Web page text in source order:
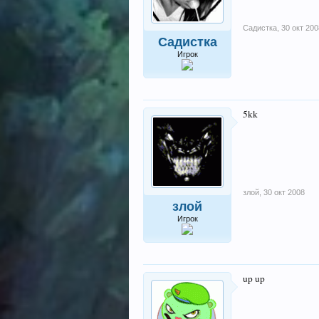
Садистка
Игрок
Садистка 30 окт
злой
Игрок
5kk
злой 30 окт 2008
up up